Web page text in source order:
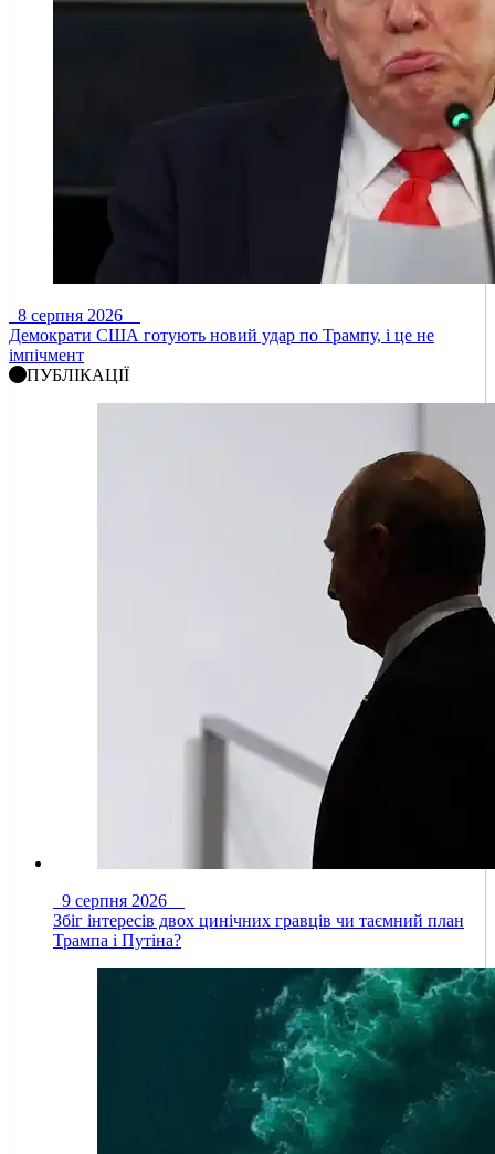
8 серпня 2026
Демократи США готують новий удар по Трампу, і це не
імпічмент
ПУБЛІКАЦІЇ
9 серпня 2026
Збіг інтересів двох цинічних гравців чи таємний план
Трампа і Путіна?